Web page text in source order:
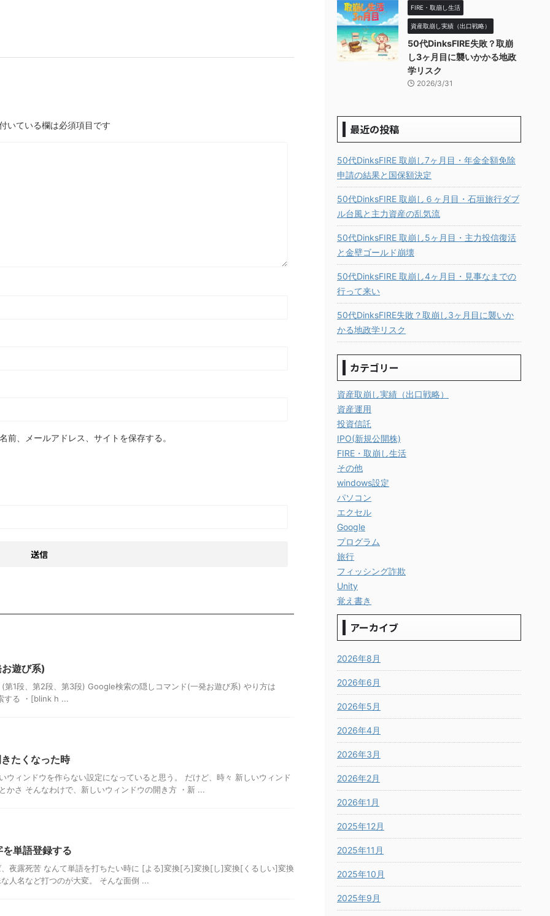
いている欄は必須項目です
、メールアドレス、サイトを保存する。
遊び系)
1段、第2段、第3段) Google検索の隠しコマンド(一発お遊び系) やり方は
する ・[blink h ...
たくなった時
ウィンドウを作らない設定になっていると思う。 だけど、時々 新しいウィンド
かさ そんなわけで、新しいウィンドウの開き方 ・新 ...
単語登録する
夜露死苦 なんて単語を打ちたい時に [よる]変換[ろ]変換[し]変換[くるしい]変換
人名など打つのが大変。 そんな面倒 ...
FIRE・取崩し生活
資産取崩し実績（出口戦略）
50代DinksFIRE失敗？取崩
し3ヶ月目に襲いかかる地政
学リスク
2026/3/31
最近の投稿
50代DinksFIRE 取崩し7ヶ月目・年金全額免除
申請の結果と国保額決定
50代DinksFIRE 取崩し６ヶ月目・石垣旅行ダブ
ル台風と主力資産の乱気流
50代DinksFIRE 取崩し5ヶ月目・主力投信復活
と金壁ゴールド崩壊
50代DinksFIRE 取崩し4ヶ月目・見事なまでの
行って来い
50代DinksFIRE失敗？取崩し3ヶ月目に襲いか
かる地政学リスク
カテゴリー
資産取崩し実績（出口戦略）
資産運用
投資信託
IPO(新規公開株)
FIRE・取崩し生活
その他
windows設定
パソコン
エクセル
Google
プログラム
旅行
フィッシング詐欺
Unity
覚え書き
アーカイブ
2026年8月
2026年6月
2026年5月
2026年4月
2026年3月
2026年2月
2026年1月
2025年12月
2025年11月
2025年10月
2025年9月